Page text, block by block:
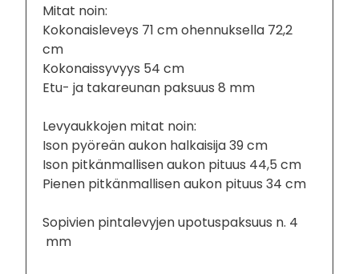
Mitat noin:
Kokonaisleveys 71 cm ohennuksella 72,2
cm
Kokonaissyvyys 54 cm
Etu- ja takareunan paksuus 8 mm
Levyaukkojen mitat noin:
Ison pyöreän aukon halkaisija 39 cm
Ison pitkänmallisen aukon pituus 44,5 cm
Pienen pitkänmallisen aukon pituus 34 cm
Sopivien pintalevyjen upotuspaksuus n. 4
mm